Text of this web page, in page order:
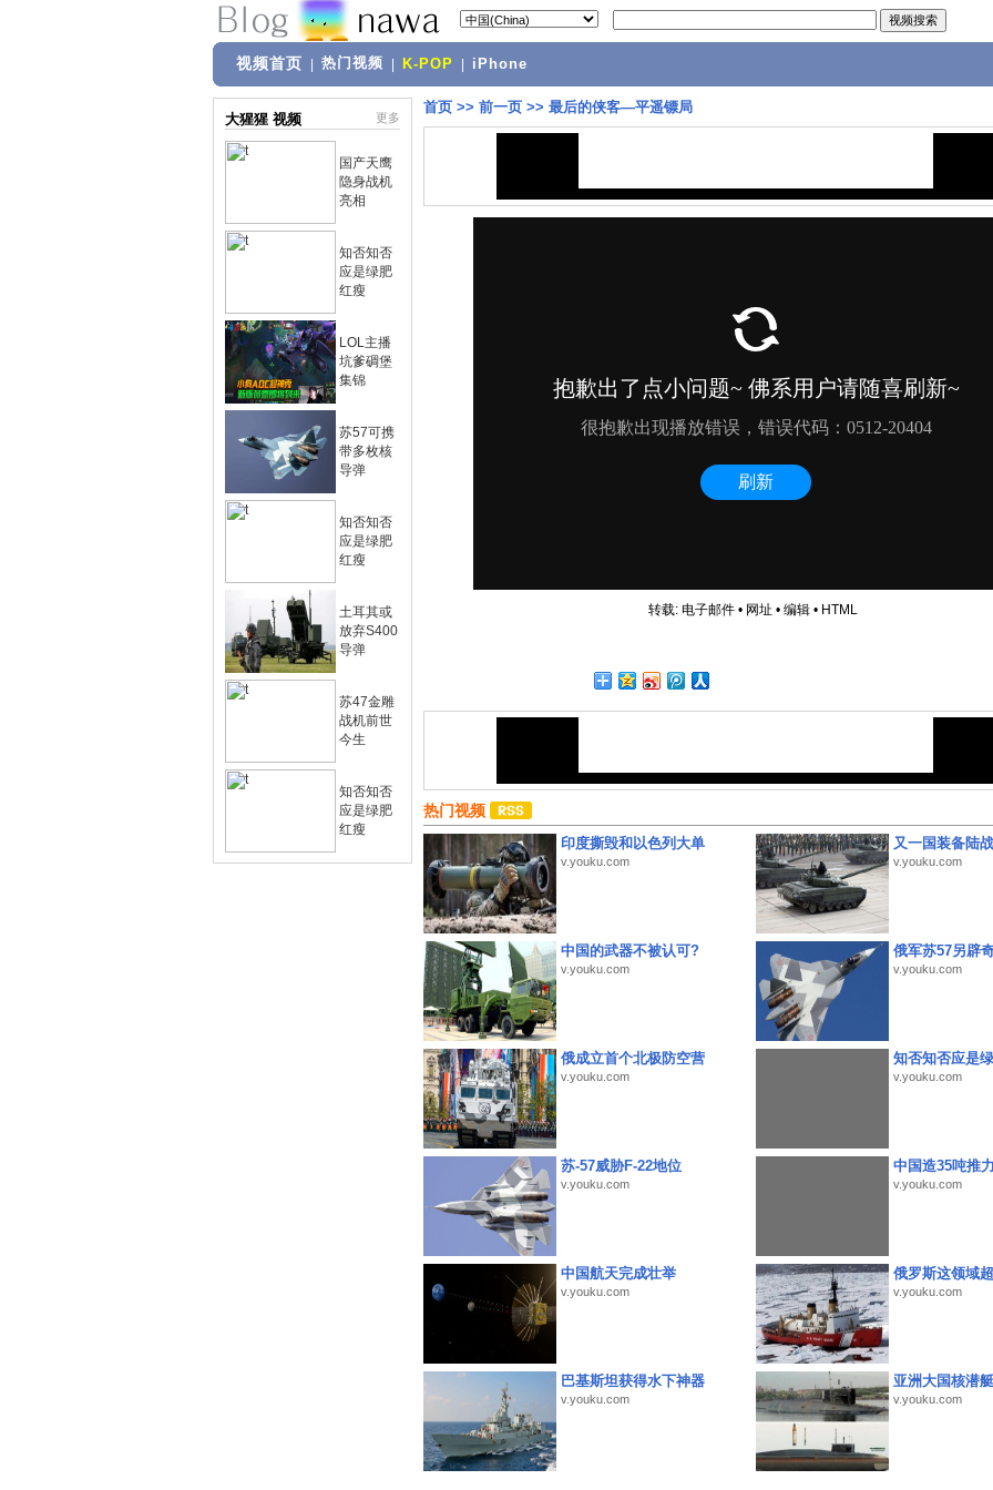
视频首页 热门视频 K-POP iPhone
大猩猩 视频 更多
国产天鹰
隐身战机
亮相
知否知否
应是绿肥
红瘦
LOL主播
坑爹碉堡
集锦
苏57可携
带多枚核
导弹
知否知否
应是绿肥
红瘦
土耳其或
放弃S400
导弹
苏47金雕
战机前世
今生
知否知否
应是绿肥
红瘦
首页 >> 前一页 >> 最后的侠客—平遥镖局
转载: 电子邮件• 网址 • 编辑• HTML
热门视频
印度撕毁和以色列大单
v.youku.com
又一国装备陆
v.youku.com
中国的武器不被认可?
v.youku.com
俄军苏57另辟
v.youku.com
俄成立首个北极防空营
v.youku.com
知否知否应是
v.youku.com
苏-57威胁F-22地位
v.youku.com
中国造35吨推
v.youku.com
中国航天完成壮举
v.youku.com
俄罗斯这领域
v.youku.com
巴基斯坦获得水下神器
v.youku.com
亚洲大国核潜
v.youku.com